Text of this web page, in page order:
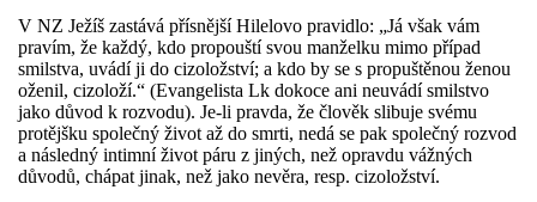
V NZ Ježíš zastává přísnější Hilelovo pravidlo: „Já však vám
pravím, že každý, kdo propouští svou manželku mimo případ
smilstva, uvádí ji do cizoložství; a kdo by se s propuštěnou ženou
oženil, cizoloží.“ (Evangelista Lk dokoce ani neuvádí smilstvo
jako důvod k rozvodu). Je-li pravda, že člověk slibuje svému
protějšku společný život až do smrti, nedá se pak společný rozvod
a následný intimní život páru z jiných, než opravdu vážných
důvodů, chápat jinak, než jako nevěra, resp. cizoložství.